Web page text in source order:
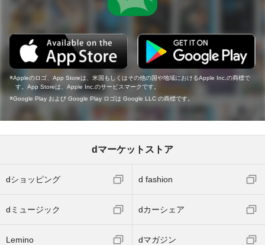
Appleのロゴ、App Storeは、米国もしくはその他の国や地域におけるApple Inc.の商標で
す。App Storeは、Apple Inc.のサービスマークです。
Google Play および Google Play ロゴは Google LLC の商標です。
dマーケットストア
dショッピング d fashion
dミュージック dカーシェア
Lemino dマガジン